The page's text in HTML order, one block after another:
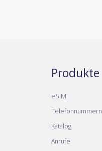
Produkte
eSIM
Telefonnummern
Katalog
Anrufe